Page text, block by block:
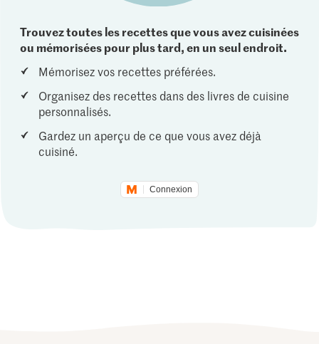
Trouvez toutes les recettes que vous avez cuisinées
ou mémorisées pour plus tard, en un seul endroit.
Mémorisez vos recettes préférées.
Organisez des recettes dans des livres de cuisine
personnalisés.
Gardez un aperçu de ce que vous avez déjà
cuisiné.
Connexion